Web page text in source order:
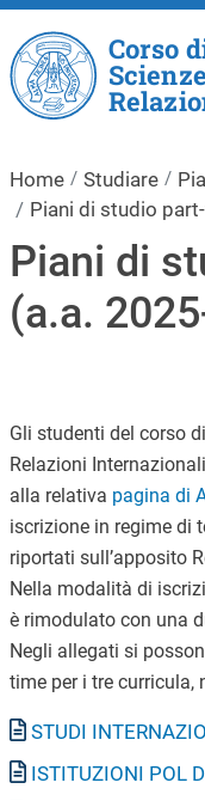
Corso
Home Studiare
Piani di studio
Piani di
(a.a.
Gli studenti del corso
Relazioni
alla relativa pagina di
iscrizione in regime di
riportati sull’apposito
Nella modalità di
è rimodulato con una
Negli allegati si
time per i tre curricula,
Documento
STUDI
Documento
ISTITUZIONI POL